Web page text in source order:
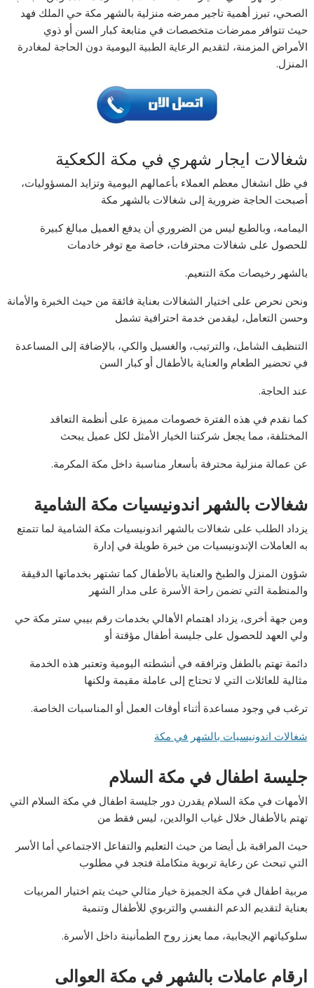
الصحي، تبرز أهمية تاجير ممرضه منزلية بالشهر مكة حي الملك فهد
حيث تتوافر ممرضات متخصصات في متابعة كبار السن أو ذوي
الأمراض المزمنة، لتقديم الرعاية الطبية اليومية دون الحاجة لمغادرة
المنزل.
شغالات ايجار شهري في مكة الكعكية
في ظل انشغال معظم العملاء بأعمالهم اليومية وتزايد المسؤوليات،
أصبحت الحاجة ضرورية إلى شغالات بالشهر مكة
اليمامه، وبالطبع ليس من الضروري أن يدفع العميل مبالغ كبيرة
للحصول على شغالات محترفات، خاصة مع توفر خادمات
بالشهر رخيصات مكة التنعيم.
ونحن نحرص على اختيار الشغالات بعناية فائقة من حيث الخبرة والأمانة
وحسن التعامل، ليقدمن خدمة احترافية تشمل
التنظيف الشامل، والترتيب، والغسيل والكي، بالإضافة إلى المساعدة
في تحضير الطعام والعناية بالأطفال أو كبار السن
عند الحاجة.
كما نقدم في هذه الفترة خصومات مميزة على أنظمة التعاقد
المختلفة، مما يجعل شركتنا الخيار الأمثل لكل عميل يبحث
عن عمالة منزلية محترفة بأسعار مناسبة داخل مكة المكرمة.
شغالات بالشهر اندونيسيات مكة الشامية
يزداد الطلب على شغالات بالشهر اندونيسيات مكة الشامية لما تتمتع
به العاملات الإندونيسيات من خبرة طويلة في إدارة
شؤون المنزل والطبخ والعناية بالأطفال كما تشتهر بخدماتها الدقيقة
والمنظمة التي تضمن راحة الأسرة على مدار الشهر
ومن جهة أخرى، يزداد اهتمام الأهالي بخدمات رقم بيبي ستر مكة حي
ولي العهد للحصول على جليسة أطفال مؤقتة أو
دائمة تهتم بالطفل وترافقه في أنشطته اليومية وتعتبر هذه الخدمة
مثالية للعائلات التي لا تحتاج إلى عاملة مقيمة ولكنها
ترغب في وجود مساعدة أثناء أوقات العمل أو المناسبات الخاصة.
شغالات اندونيسيات بالشهر في مكة
جليسة اطفال في مكة السلام
الأمهات في مكة السلام يقدرن دور جليسة اطفال في مكة السلام التي
تهتم بالأطفال خلال غياب الوالدين، ليس فقط من
حيث المراقبة بل أيضا من حيث التعليم والتفاعل الاجتماعي أما الأسر
التي تبحث عن رعاية تربوية متكاملة فتجد في مطلوب
مربية اطفال في مكة الجميزة خيار مثالي حيث يتم اختيار المربيات
بعناية لتقديم الدعم النفسي والتربوي للأطفال وتنمية
سلوكياتهم الإيجابية، مما يعزز روح الطمأنينة داخل الأسرة.
ارقام عاملات بالشهر في مكة العوالى